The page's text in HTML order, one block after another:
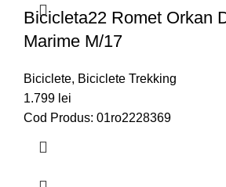
Bicicleta22 Romet Orkan
Marime M/17
Biciclete, Biciclete Trekking
1.799 lei
Cod Produs: 01ro2228369